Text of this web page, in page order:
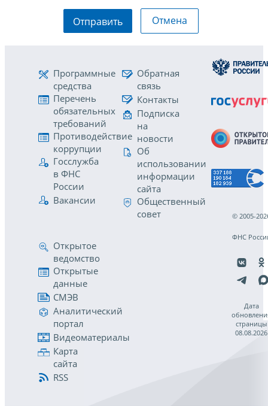
Отправить Отмена
Программные
средства
Перечень
обязательных
требований
Противодействие
коррупции
Госслужба
в ФНС
России
Вакансии
Обратная
связь
Контакты
Подписка
на
новости
Об
использовании
информации
сайта
Общественный
совет
Открытое
ведомство
Открытые
данные
СМЭВ
Аналитический
портал
Видеоматериалы
Карта
сайта
RSS
© 2005-
ФНС
Дата
страницы
08.08.2026